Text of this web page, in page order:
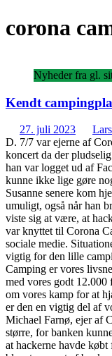
corona
Nyheder fra gl.
Kendt
27. juli 2023
D. 7/7 var ejerne af
koncert da der
han var logget ud af
kunne ikke lige gøre
Susanne senere kom
umuligt, også når han
viste sig at være, at
var knyttet til Corona
sociale medie.
vigtig for den lille
Camping er vores
med vores godt
om vores kamp for at
er den en vigtig del af
Michael Farnø, ejer af
større, for banken
at hackerne havde